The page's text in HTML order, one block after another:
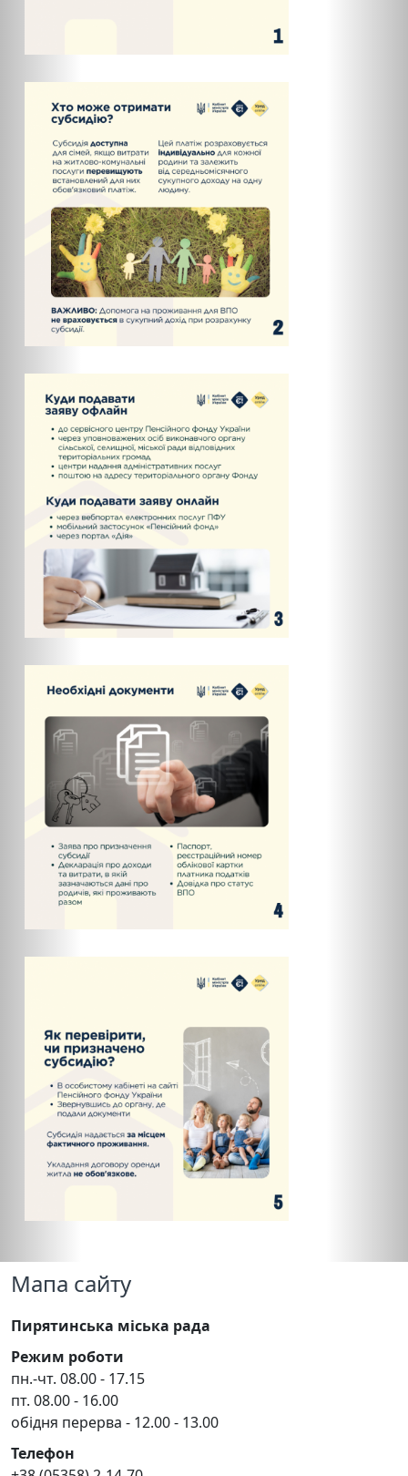
Мапа сайту
Пирятинська міська рада
Режим роботи
пн.-чт. 08.00 - 17.15
пт. 08.00 - 16.00
обідня перерва - 12.00 - 13.00
Телефон